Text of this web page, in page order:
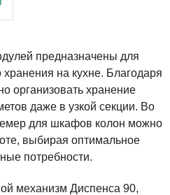
предназначены для
хранения на кухне. Благодаря
организовать хранение
даже в узкой секции. Во
для шкафов колон можно
выбирая оптимальное
потребности.
механизм Диспенса 90,